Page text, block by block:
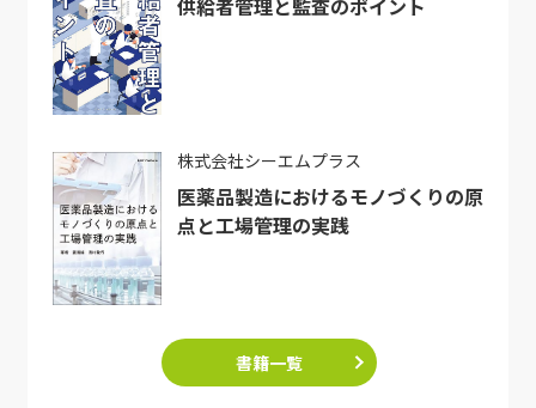
供給者管理と監査のポイント
株式会社シーエムプラス
医薬品製造におけるモノづくりの原
点と工場管理の実践
書籍一覧